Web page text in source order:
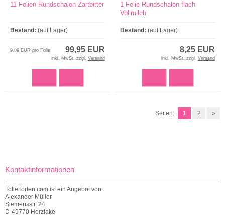
11 Folien Rundschalen Zartbitter
Bestand: (auf Lager)
99,95 EUR
9,09 EUR pro Folie
inkl. MwSt. zzgl. Versand
1 Folie Rundschalen flach
Vollmilch
Bestand: (auf Lager)
8,25 EUR
inkl. MwSt. zzgl. Versand
Seiten: 1 2 »
Kontaktinformationen
TolleTorten.com ist ein Angebot von:
Alexander Müller
Siemensstr. 24
D-49770 Herzlake